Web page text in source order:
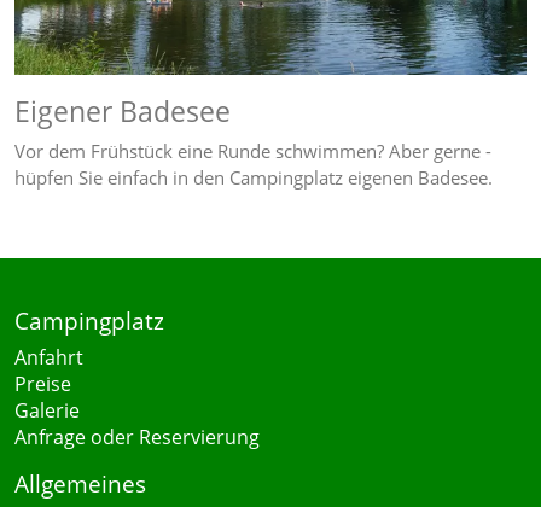
Eigener Badesee
Vor dem Frühstück eine Runde schwimmen? Aber gerne -
hüpfen Sie einfach in den Campingplatz eigenen Badesee.
Campingplatz
Anfahrt
Preise
Galerie
Anfrage oder Reservierung
Allgemeines